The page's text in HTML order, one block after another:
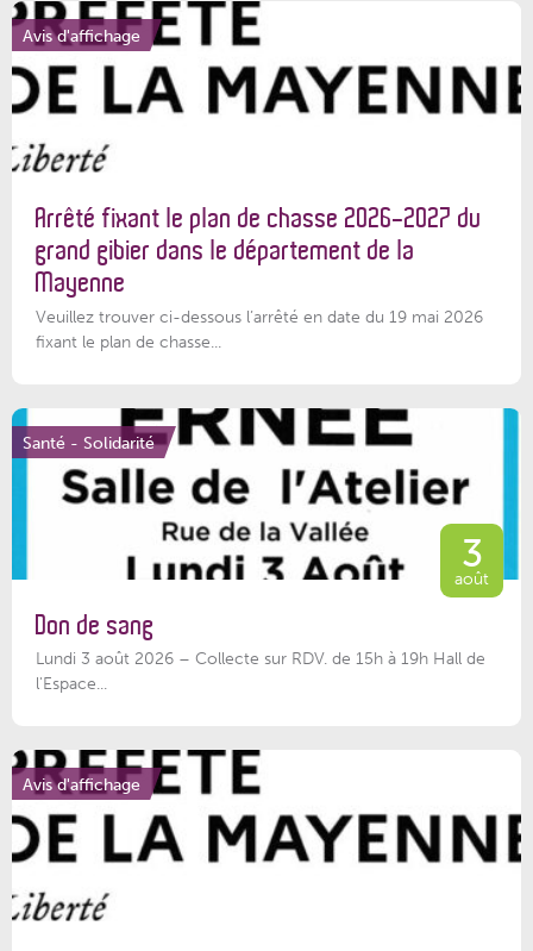
Avis d'affichage
Arrêté fixant le plan de chasse 2026-2027 du
grand gibier dans le département de la
Mayenne
Veuillez trouver ci-dessous l’arrêté en date du 19 mai 2026
fixant le plan de chasse...
Santé - Solidarité
3
août
Don de sang
Lundi 3 août 2026 – Collecte sur RDV. de 15h à 19h Hall de
l'Espace...
Avis d'affichage